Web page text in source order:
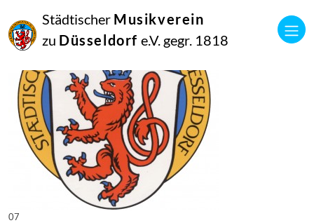
Städtischer Musikverein
zu Düsseldorf e.V. gegr. 1818
07